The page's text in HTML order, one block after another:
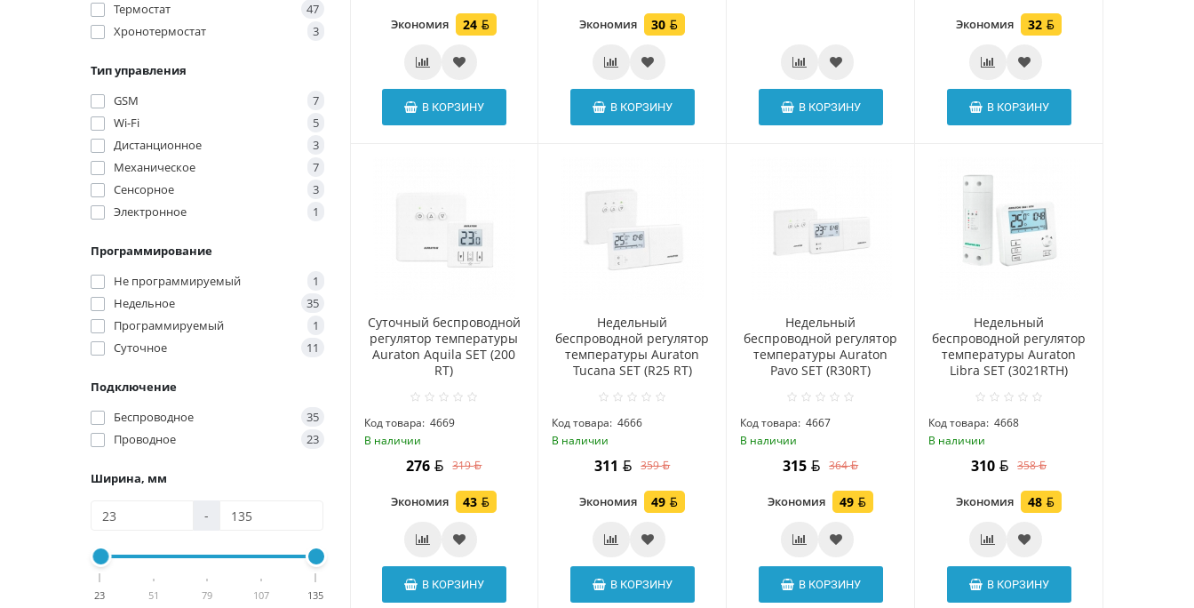
Термостат
47
Хронотермостат
3
Тип управления
GSM
7
Wi-Fi
5
Дистанционное
3
Механическое
7
Сенсорное
3
Электронное
1
Программирование
Не программируемый
1
Недельное
35
Программируемый
1
Суточное
11
Подключение
Беспроводное
35
Проводное
23
Ширина, мм
-
23 51 79 107 135
Экономия 24
В КОРЗИНУ
Экономия 30
В КОРЗИНУ В КОРЗИНУ
Экономия 32
В КОРЗИНУ
Суточный беспроводной
регулятор температуры
Auraton Aquila SET (200
RT)
Код товара: 4669
В наличии
276 319
Экономия 43
В КОРЗИНУ
Hедельный
беспроводной регулятор
температуры Auraton
Tucana SET (R25 RT)
Код товара: 4666
В наличии
311 359
Экономия 49
В КОРЗИНУ
Hедельный
беспроводной регулятор
температуры Auraton
Pavo SET (R30RT)
Код товара: 4667
В наличии
315 364
Экономия 49
В КОРЗИНУ
Hедельный
беспроводной регулятор
температуры Auraton
Libra SET (3021RTH)
Код товара: 4668
В наличии
310 358
Экономия 48
В КОРЗИНУ